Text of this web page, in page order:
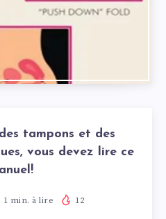
tampons et des
vous devez lire ce
1 min. à lire 12